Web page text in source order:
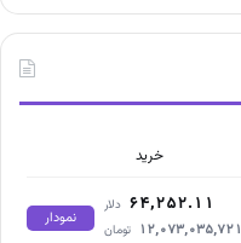
خرید
۶۴,۲۵۲.۱۱ دلار
۱۲,۰۷۳,۰۳۵,۷۲۱ تومان
نمودار